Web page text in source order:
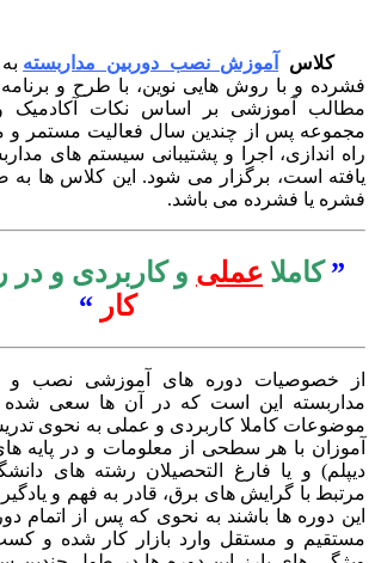
کلاسآموزش نصب دوربین مداربستهبه
و با روش هایی نوین، با طرح و برنامه
آموزشی بر اساس نکات آکادمیک و
پس از چندین سال فعالیت مستمر و
اندازی، اجرا و پشتیبانی سیستم های
است، برگزار می شود. این کلاس ها به
یا فشرده می باشد.
کاملاعملیو کاربردی و در
کار “
خصوصیات دوره های آموزشی نصب و راه
این است که در آن ها سعی شده
کاملا کاربردی و عملی به نحوی
با هر سطحی از معلومات و در پایه
و یا فارغ التحصیلان رشته های
با گرایش های برق، قادر به فهم و
دوره ها باشند به نحوی که پس از اتمام دوره
و مستقل وارد بازار کار شده و کسب